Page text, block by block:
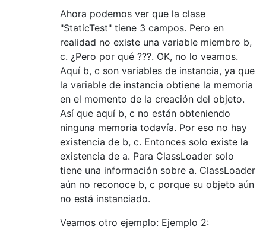
Ahora podemos ver que la clase
"StaticTest" tiene 3 campos. Pero en
realidad no existe una variable miembro b,
c. ¿Pero por qué ???. OK, no lo veamos.
Aquí b, c son variables de instancia, ya que
la variable de instancia obtiene la memoria
en el momento de la creación del objeto.
Así que aquí b, c no están obteniendo
ninguna memoria todavía. Por eso no hay
existencia de b, c. Entonces solo existe la
existencia de a. Para ClassLoader solo
tiene una información sobre a. ClassLoader
aún no reconoce b, c porque su objeto aún
no está instanciado.
Veamos otro ejemplo: Ejemplo 2: